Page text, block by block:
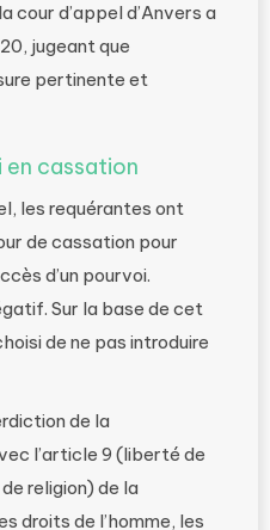
cour d’appel d’Anvers a
jugeant que
pertinente et
en cassation
les requérantes ont
de cassation pour
d’un pourvoi.
Sur la base de cet
de ne pas introduire
de la
l’article 9 (liberté de
religion) de la
droits de l’homme, les